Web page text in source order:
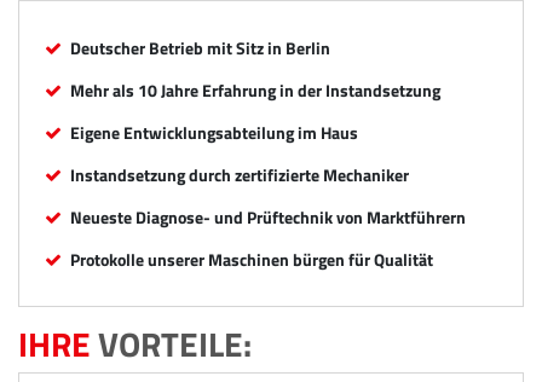
Deutscher Betrieb mit Sitz in Berlin
Mehr als 10 Jahre Erfahrung in der Instandsetzung
Eigene Entwicklungsabteilung im Haus
Instandsetzung durch zertifizierte Mechaniker
Neueste Diagnose- und Prüftechnik von Marktführern
Protokolle unserer Maschinen bürgen für Qualität
IHREVORTEILE: